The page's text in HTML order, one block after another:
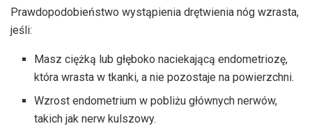
Prawdopodobieństwo wystąpienia drętwienia nóg wzrasta,
jeśli:
Masz ciężką lub głęboko naciekającą endometriozę,
która wrasta w tkanki, a nie pozostaje na powierzchni.
Wzrost endometrium w pobliżu głównych nerwów,
takich jak nerw kulszowy.